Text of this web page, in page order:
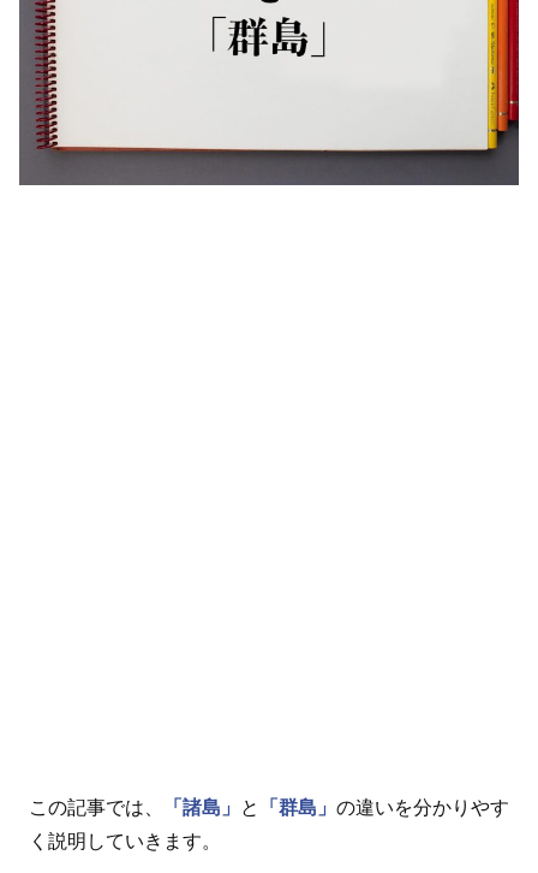
この記事では、 「諸島」 と 「群島」 の違いを分かりやす
く説明していきます。